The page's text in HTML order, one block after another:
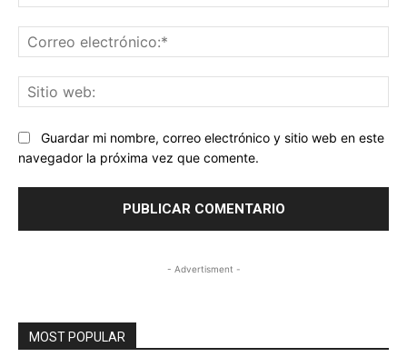
Guardar mi nombre, correo electrónico y sitio web en este
navegador la próxima vez que comente.
- Advertisment -
MOST POPULAR